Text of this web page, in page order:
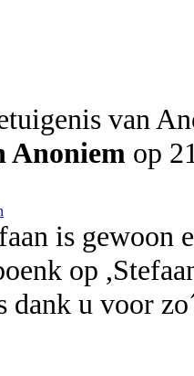
Anoniem op
is gewoon
op
dank u voor